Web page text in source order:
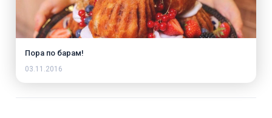
Пора по барам!
03.11.2016